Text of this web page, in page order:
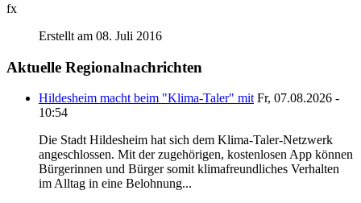
fx
Erstellt am 08. Juli 2016
Aktuelle Regionalnachrichten
Hildesheim macht beim "Klima-Taler" mit Fr, 07.08.2026 -
10:54
Die Stadt Hildesheim hat sich dem Klima-Taler-Netzwerk
angeschlossen. Mit der zugehörigen, kostenlosen App können
Bürgerinnen und Bürger somit klimafreundliches Verhalten
im Alltag in eine Belohnung...